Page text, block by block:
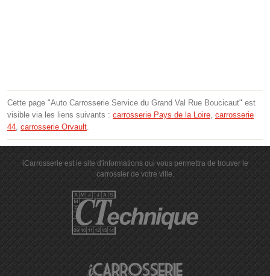
Cette page "Auto Carrosserie Service du Grand Val Rue Boucicaut" est
visible via les liens suivants : carrosserie Pays de la Loire, carrosserie
44, carrosserie Orvault.
iCarrosserie est le site d'informations qui vous permettra de trouver le
carrossier de votre ville.